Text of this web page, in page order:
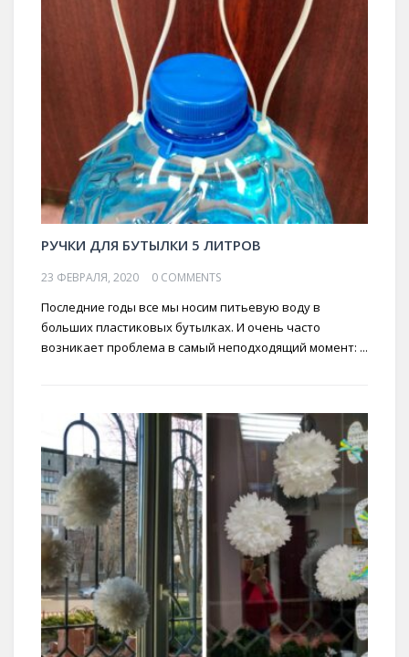
РУЧКИ ДЛЯ БУТЫЛКИ 5 ЛИТРОВ
23 ФЕВРАЛЯ, 2020 0 COMMENTS
Последние годы все мы носим питьевую воду в
больших пластиковых бутылках. И очень часто
возникает проблема в самый неподходящий момент: ...